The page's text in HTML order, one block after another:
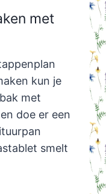
met
kun je
met
doe er een
smelt